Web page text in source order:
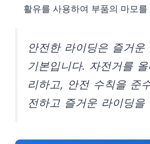
활유를 사용하여 부품의 마모
안전한 라이딩은 즐거운
기본입니다. 자전거를
리하고, 안전 수칙을 준
전하고 즐거운 라이딩을